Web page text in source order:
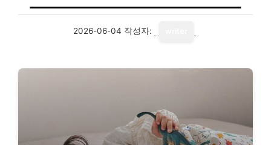
2026-06-04 작성자: